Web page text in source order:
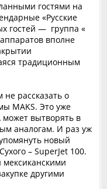
гостями на
«Русские
гостей — группа «
вполне
традиционным
рассказать о
MAKS. Это уже
вытворять в
аналогам. И раз уж
новый
– SuperJet 100.
мексиканскими
другими